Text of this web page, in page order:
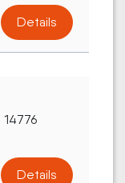
Details
Details